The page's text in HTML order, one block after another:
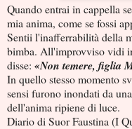
Quando entrai in cappella
mia anima, come se fossi
Sentii l'inafferrabilità della
bimba. All'improvviso vidi
disse: «Non temere, figlia
In quello stesso momento
sensi furono inondati da
dell'anima ripiene di luce.
Diario di Suor Faustina (I